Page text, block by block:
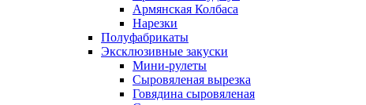
Армянская Колбаса
Нарезки
Полуфабрикаты
Эксклюзивные закуски
Мини-рулеты
Сыровяленая вырезка
Говядина сыровяленая